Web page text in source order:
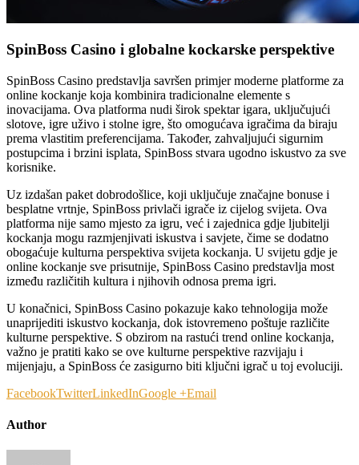
SpinBoss Casino i globalne kockarske perspektive
SpinBoss Casino predstavlja savršen primjer moderne platforme za
online kockanje koja kombinira tradicionalne elemente s
inovacijama. Ova platforma nudi širok spektar igara, uključujući
slotove, igre uživo i stolne igre, što omogućava igračima da biraju
prema vlastitim preferencijama. Također, zahvaljujući sigurnim
postupcima i brzini isplata, SpinBoss stvara ugodno iskustvo za sve
korisnike.
Uz izdašan paket dobrodošlice, koji uključuje značajne bonuse i
besplatne vrtnje, SpinBoss privlači igrače iz cijelog svijeta. Ova
platforma nije samo mjesto za igru, već i zajednica gdje ljubitelji
kockanja mogu razmjenjivati iskustva i savjete, čime se dodatno
obogaćuje kulturna perspektiva svijeta kockanja. U svijetu gdje je
online kockanje sve prisutnije, SpinBoss Casino predstavlja most
između različitih kultura i njihovih odnosa prema igri.
U konačnici, SpinBoss Casino pokazuje kako tehnologija može
unaprijediti iskustvo kockanja, dok istovremeno poštuje različite
kulturne perspektive. S obzirom na rastući trend online kockanja,
važno je pratiti kako se ove kulturne perspektive razvijaju i
mijenjaju, a SpinBoss će zasigurno biti ključni igrač u toj evoluciji.
FacebookTwitterLinkedInGoogle +Email
Author